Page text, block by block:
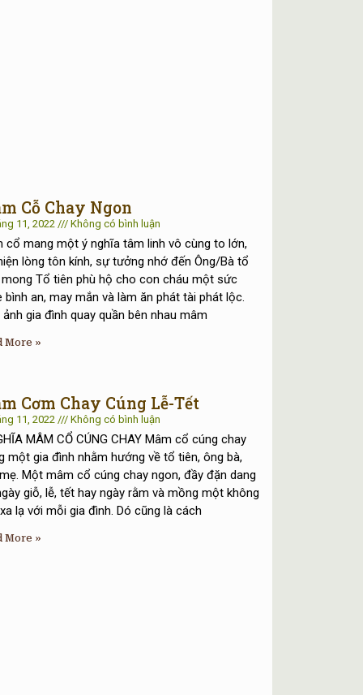
Cỗ Chay Ngon
11, 2022 Không có bình luận
cổ mang một ý nghĩa tâm linh vô cùng to lớn,
lòng tôn kính, sự tưởng nhớ đến Ông/Bà tổ
mong Tổ tiên phù hộ cho con cháu một sức
bình an, may mắn và làm ăn phát tài phát lộc.
ảnh gia đình quay quần bên nhau mâm
More »
Cơm Chay Cúng Lễ-Tết
11, 2022 Không có bình luận
MÂM CỔ CÚNG CHAY Mâm cổ cúng chay
một gia đình nhằm hướng về tổ tiên, ông bà,
Một mâm cổ cúng chay ngon, đầy đặn dang
giỗ, lễ, tết hay ngày rằm và mồng một không
lạ với mỗi gia đình. Dó cũng là cách
More »